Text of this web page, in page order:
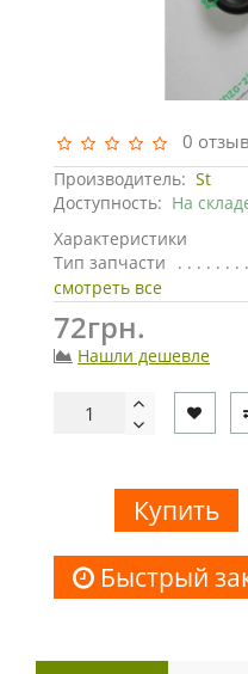
0
Производитель: St
Доступность: На
Характеристики
Тип запчасти
смотреть все
72грн.
Нашли дешевле
Купить
Быстрый